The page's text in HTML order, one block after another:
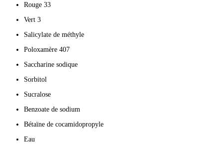
Rouge 33
Vert 3
Salicylate de méthyle
Poloxamère 407
Saccharine sodique
Sorbitol
Sucralose
Benzoate de sodium
Bétaïne de cocamidopropyle
Eau